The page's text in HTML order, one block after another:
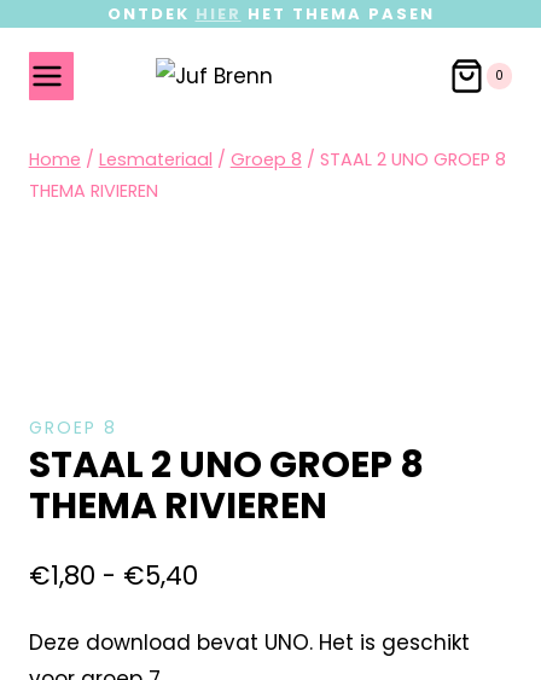
ONTDEK HIER HET THEMA PASEN
0
Home / Lesmateriaal / Groep 8 / STAAL 2 UNO GROEP 8
THEMA RIVIEREN
GROEP 8
STAAL 2 UNO GROEP 8
THEMA RIVIEREN
€1,80 - €5,40
Deze download bevat UNO. Het is geschikt